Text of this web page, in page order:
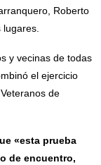
Roberto
lugares.
y vecinas de todas
el ejercicio
de
«esta prueba
de encuentro,